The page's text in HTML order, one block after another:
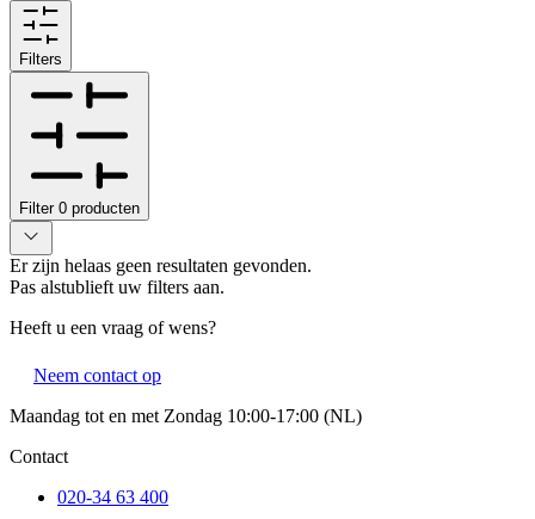
Filters
Filter 0 producten
Er zijn helaas geen resultaten gevonden.
Pas alstublieft uw filters aan.
Heeft u een vraag of wens?
Neem contact op
Maandag tot en met Zondag 10:00-17:00 (NL)
Contact
020-34 63 400